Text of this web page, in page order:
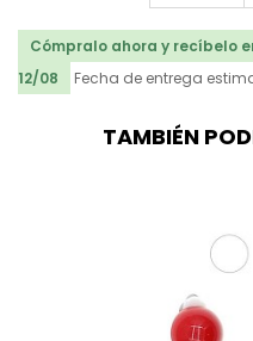
Cómpralo ahora y recíbelo
12/08
Fecha de entrega
TAMBIÉN